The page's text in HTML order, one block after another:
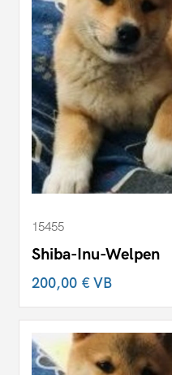
15455
Shiba-Inu-Welpen
200,00 €VB